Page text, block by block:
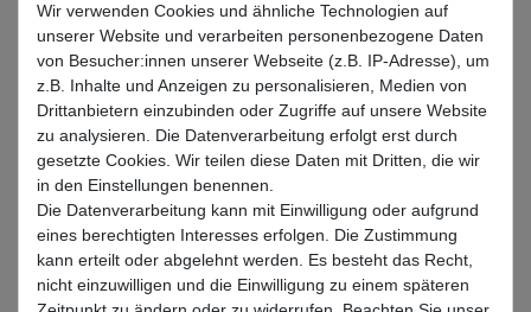
Mehr als 5 Stück verfügbar
In den Warenkorb
Wunschliste
Wir verwenden Cookies und ähnliche Technologien auf
unserer Website und verarbeiten personenbezogene Daten
von Besucher:innen unserer Webseite (z.B. IP-Adresse), um
z.B. Inhalte und Anzeigen zu personalisieren, Medien von
Drittanbietern einzubinden oder Zugriffe auf unsere Website
zu analysieren. Die Datenverarbeitung erfolgt erst durch
gesetzte Cookies. Wir teilen diese Daten mit Dritten, die wir
in den Einstellungen benennen.
Die Datenverarbeitung kann mit Einwilligung oder aufgrund
eines berechtigten Interesses erfolgen. Die Zustimmung
kann erteilt oder abgelehnt werden. Es besteht das Recht,
nicht einzuwilligen und die Einwilligung zu einem späteren